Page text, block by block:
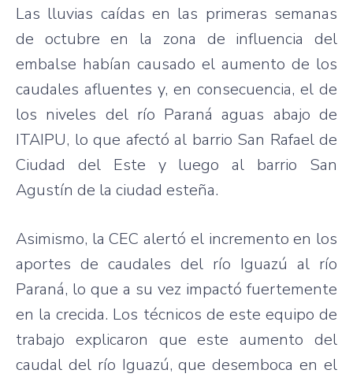
Las lluvias caídas en las primeras semanas
de octubre en la zona de influencia del
embalse habían causado el aumento de los
caudales afluentes y, en consecuencia, el de
los niveles del río Paraná aguas abajo de
ITAIPU, lo que afectó al barrio San Rafael de
Ciudad del Este y luego al barrio San
Agustín de la ciudad esteña.
Asimismo, la CEC alertó el incremento en los
aportes de caudales del río Iguazú al río
Paraná, lo que a su vez impactó fuertemente
en la crecida. Los técnicos de este equipo de
trabajo explicaron que este aumento del
caudal del río Iguazú, que desemboca en el